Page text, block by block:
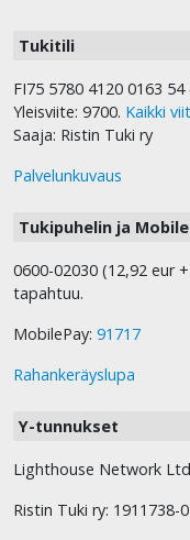
Tukitili
FI75 5780 4120 0163 54
Yleisviite: 9700. Kaikki
Saaja: Ristin Tuki ry
Palvelunkuvaus
Tukipuhelin ja
0600-02030 (12,92 eur
tapahtuu.
MobilePay: 91717
Rahankeräyslupa
Y-tunnukset
Lighthouse Network Ltd
Ristin Tuki ry: 1911738-0